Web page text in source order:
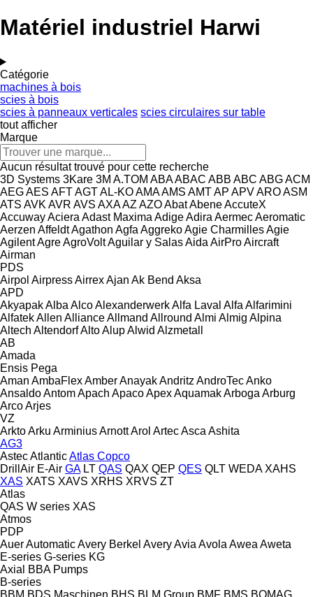
Matériel industriel Harwi
Catégorie
machines à bois
scies à bois
scies à panneaux verticales scies circulaires sur table
tout afficher
Marque
Aucun résultat trouvé pour cette recherche
3D Systems 3Kare 3M A.TOM ABAABAC ABB ABC ABGACM
AEGAES AFTAGTAL-KOAMAAMS AMTAP APVAROASM
ATS AVK AVR AVS AXAAZ AZOAbatAbeneAccuteX
AccuwayAciera Adast Maxima AdigeAdira AermecAeromatic
Aerzen AffeldtAgathon Agfa AggrekoAgie CharmillesAgie
AgilentAgreAgroVoltAguilar y SalasAida AirProAircraft
Airman
PDS
Airpol AirpressAirrexAjan Ak Bend Aksa
APD
AkyapakAlba AlcoAlexanderwerkAlfa Laval Alfa Alfarimini
AlfatekAllen AllianceAllmand Allround Almi Almig Alpina
Altech AltendorfAltoAlupAlwid Alzmetall
AB
Amada
Ensis Pega
Aman AmbaFlexAmberAnayakAndritz AndroTecAnko
AnsaldoAntomApach ApacoApexAquamakArboga Arburg
ArcoArjes
VZ
ArktoArku ArminiusArnottArol ArtecAsca Ashita
AG3
AstecAtlanticAtlas Copco
DrillAir E-Air GA LT QAS QAX QEP QES QLT WEDA XAHS
XAS XATS XAVS XRHS XRVS ZT
Atlas
QAS W series XAS
Atmos
PDP
AuerAutomaticAvery Berkel AveryAvia Avola Awea Aweta
E-series G-series KG
Axial
BBA Pumps
B-series
BBM BDS Maschinen BHS BLM Group BMF BMS BOMAG